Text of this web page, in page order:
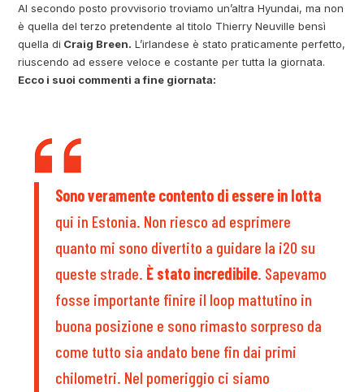
Al secondo posto provvisorio troviamo un’altra Hyundai, ma non
è quella del terzo pretendente al titolo Thierry Neuville bensì
quella di Craig Breen. L’irlandese è stato praticamente perfetto,
riuscendo ad essere veloce e costante per tutta la giornata.
Ecco i suoi commenti a fine giornata:
Sono veramente contento di essere in lotta
qui in Estonia. Non riesco ad esprimere
quanto mi sono divertito a guidare la i20 su
queste strade. È stato incredibile. Sapevamo
fosse importante finire il loop mattutino in
buona posizione e sono rimasto sorpreso da
come tutto sia andato bene fin dai primi
chilometri. Nel pomeriggio ci siamo